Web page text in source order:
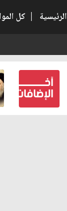
الرئيسية | كل
كتب لنفسه